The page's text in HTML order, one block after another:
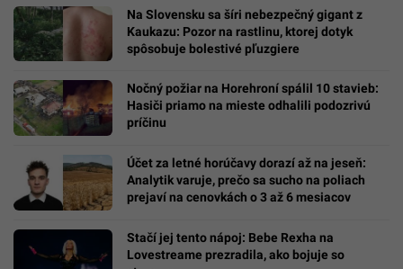
Na Slovensku sa šíri nebezpečný gigant z
Kaukazu: Pozor na rastlinu, ktorej dotyk
spôsobuje bolestivé pľuzgiere
Nočný požiar na Horehroní spálil 10 stavieb:
Hasiči priamo na mieste odhalili podozrivú
príčinu
Účet za letné horúčavy dorazí až na jeseň:
Analytik varuje, prečo sa sucho na poliach
prejaví na cenovkách o 3 až 6 mesiacov
Stačí jej tento nápoj: Bebe Rexha na
Lovestreame prezradila, ako bojuje so